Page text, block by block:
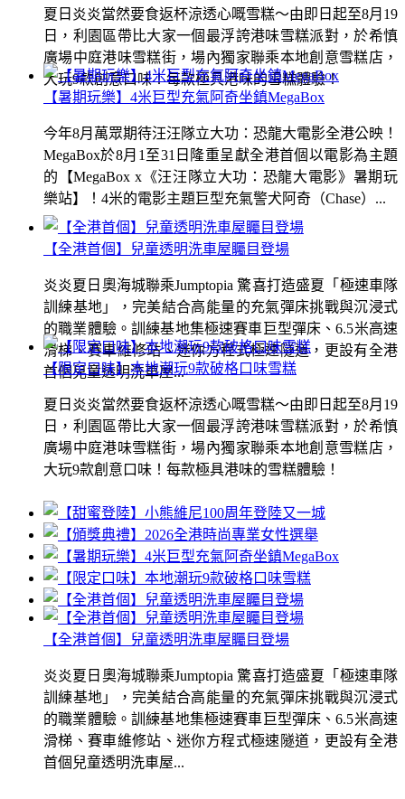
夏日炎炎當然要食返杯涼透心嘅雪糕～由即日起至8月19
日，利園區帶比大家一個最浮誇港味雪糕派對，於希慎
廣場中庭港味雪糕街，場內獨家聯乘本地創意雪糕店，
大玩9款創意口味！每款極具港味的雪糕體驗！
【全港首個】兒童透明洗車屋矚目登場
炎炎夏日奧海城聯乘Jumptopia 驚喜打造盛夏「極速車隊
訓練基地」，完美結合高能量的充氣彈床挑戰與沉浸式
的職業體驗。訓練基地集極速賽車巨型彈床、6.5米高速
滑梯、賽車維修站、迷你方程式極速隧道，更設有全港
首個兒童透明洗車屋...
【暑期玩樂】4米巨型充氣阿奇坐鎮MegaBox
今年8月萬眾期待汪汪隊立大功：恐龍大電影全港公映！
MegaBox於8月1至31日隆重呈獻全港首個以電影為主題
的【MegaBox x《汪汪隊立大功：恐龍大電影》暑期玩
樂站】！4米的電影主題巨型充氣警犬阿奇（Chase）...
【限定口味】本地潮玩9款破格口味雪糕
夏日炎炎當然要食返杯涼透心嘅雪糕～由即日起至8月19
日，利園區帶比大家一個最浮誇港味雪糕派對，於希慎
廣場中庭港味雪糕街，場內獨家聯乘本地創意雪糕店，
大玩9款創意口味！每款極具港味的雪糕體驗！
【全港首個】兒童透明洗車屋矚目登場
炎炎夏日奧海城聯乘Jumptopia 驚喜打造盛夏「極速車隊
訓練基地」，完美結合高能量的充氣彈床挑戰與沉浸式
的職業體驗。訓練基地集極速賽車巨型彈床、6.5米高速
滑梯、賽車維修站、迷你方程式極速隧道，更設有全港
首個兒童透明洗車屋...